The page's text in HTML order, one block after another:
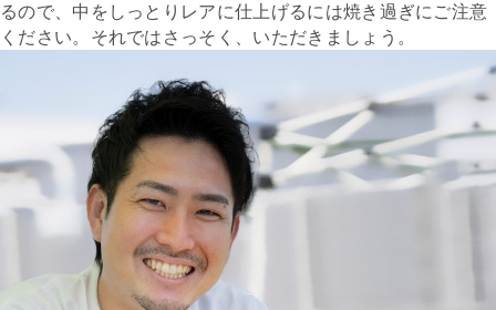
るので、中をしっとりレアに仕上げるには焼き過ぎにご注意
ください。それではさっそく、いただきましょう。